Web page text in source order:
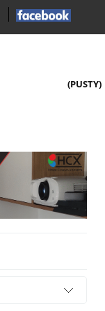
(PUSTY)